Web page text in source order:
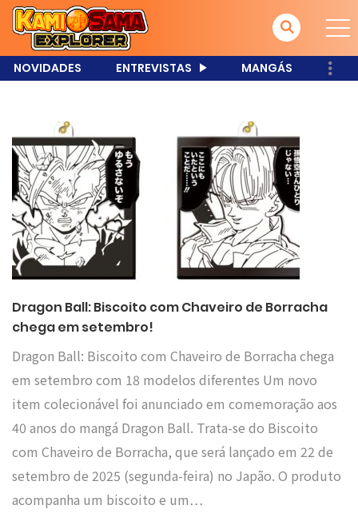
NOVIDADES ENTREVISTAS MANGÁS
Dragon Ball: Biscoito com Chaveiro de Borracha
chega em setembro!
Dragon Ball: Biscoito com Chaveiro de Borracha chega
em setembro com 18 modelos diferentes Um novo
item colecionável foi anunciado em comemoração aos
40 anos do mangá Dragon Ball. Trata-se do Biscoito
com Chaveiro de Borracha, que será lançado em 22 de
setembro de 2025 (segunda-feira) no Japão. O produto
acompanha um biscoito e um…